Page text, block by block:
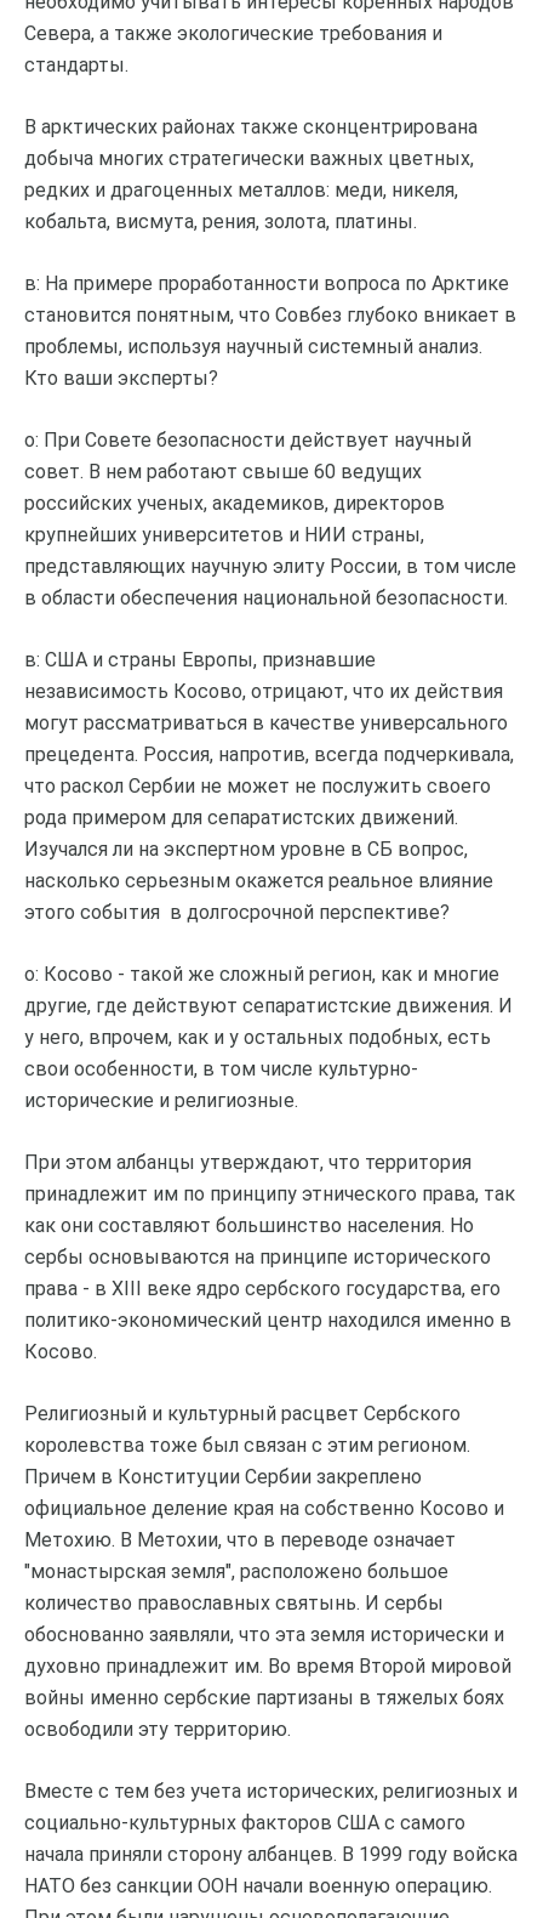
Севера, а также экологические требования и
стандарты.
В арктических районах также сконцентрирована
добыча многих стратегически важных цветных,
редких и драгоценных металлов: меди, никеля,
кобальта, висмута, рения, золота, платины.
в: На примере проработанности вопроса по Арктике
становится понятным, что Совбез глубоко вникает в
проблемы, используя научный системный анализ.
Кто ваши эксперты?
о: При Совете безопасности действует научный
совет. В нем работают свыше 60 ведущих
российских ученых, академиков, директоров
крупнейших университетов и НИИ страны,
представляющих научную элиту России, в том числе
в области обеспечения национальной безопасности.
в: США и страны Европы, признавшие
независимость Косово, отрицают, что их действия
могут рассматриваться в качестве универсального
прецедента. Россия, напротив, всегда подчеркивала,
что раскол Сербии не может не послужить своего
рода примером для сепаратистских движений.
Изучался ли на экспертном уровне в СБ вопрос,
насколько серьезным окажется реальное влияние
этого события в долгосрочной перспективе?
о: Косово - такой же сложный регион, как и многие
другие, где действуют сепаратистские движения. И
у него, впрочем, как и у остальных подобных, есть
свои особенности, в том числе культурно-
исторические и религиозные.
При этом албанцы утверждают, что территория
принадлежит им по принципу этнического права, так
как они составляют большинство населения. Но
сербы основываются на принципе исторического
права - в XIII веке ядро сербского государства, его
политико-экономический центр находился именно в
Косово.
Религиозный и культурный расцвет Сербского
королевства тоже был связан с этим регионом.
Причем в Конституции Сербии закреплено
официальное деление края на собственно Косово и
Метохию. В Метохии, что в переводе означает
"монастырская земля", расположено большое
количество православных святынь. И сербы
обоснованно заявляли, что эта земля исторически и
духовно принадлежит им. Во время Второй мировой
войны именно сербские партизаны в тяжелых боях
освободили эту территорию.
Вместе с тем без учета исторических, религиозных и
социально-культурных факторов США с самого
начала приняли сторону албанцев. В 1999 году войска
НАТО без санкции ООН начали военную операцию.